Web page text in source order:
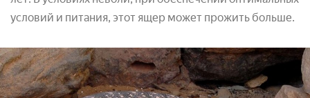
условий и питания, этот ящер может прожить больше.